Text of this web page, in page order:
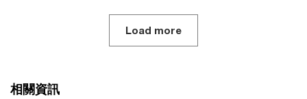
Load more
相關資訊